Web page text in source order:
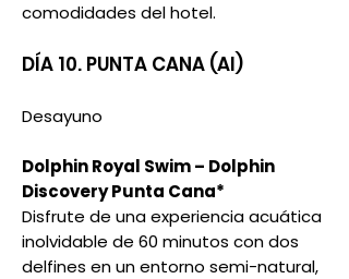
comodidades del hotel.
DÍA 10. PUNTA CANA (AI)
Desayuno
Dolphin Royal Swim – Dolphin
Discovery Punta Cana*
Disfrute de una experiencia acuática
inolvidable de 60 minutos con dos
delfines en un entorno semi-natural,